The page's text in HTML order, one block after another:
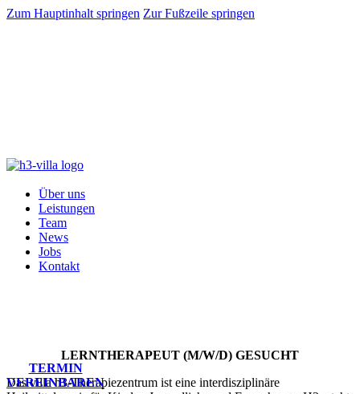
Zum Hauptinhalt springen Zur Fußzeile springen
Über uns
Leistungen
Team
News
Jobs
Kontakt
TERMIN
VEREINBAREN
LERNTHERAPEUT (M/W/D) GESUCHT
Das villa h3-Therapiezentrum ist eine interdisziplinäre